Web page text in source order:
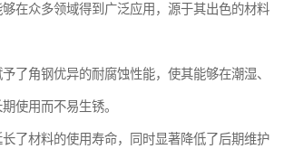
在众多领域得到广泛应用，源于其出色的材料
了角钢优异的耐腐蚀性能，使其能够在潮湿、
使用而不易生锈。
了材料的使用寿命，同时显著降低了后期维护